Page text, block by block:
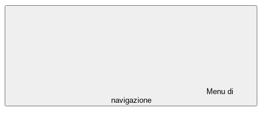
Menu di
navigazione